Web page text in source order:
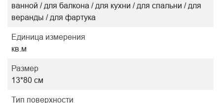
ванной / для балкона / для кухни / для спальни / для
веранды / для фартука
Единица измерения
кв.м
Размер
13*80 см
Тип поверхности